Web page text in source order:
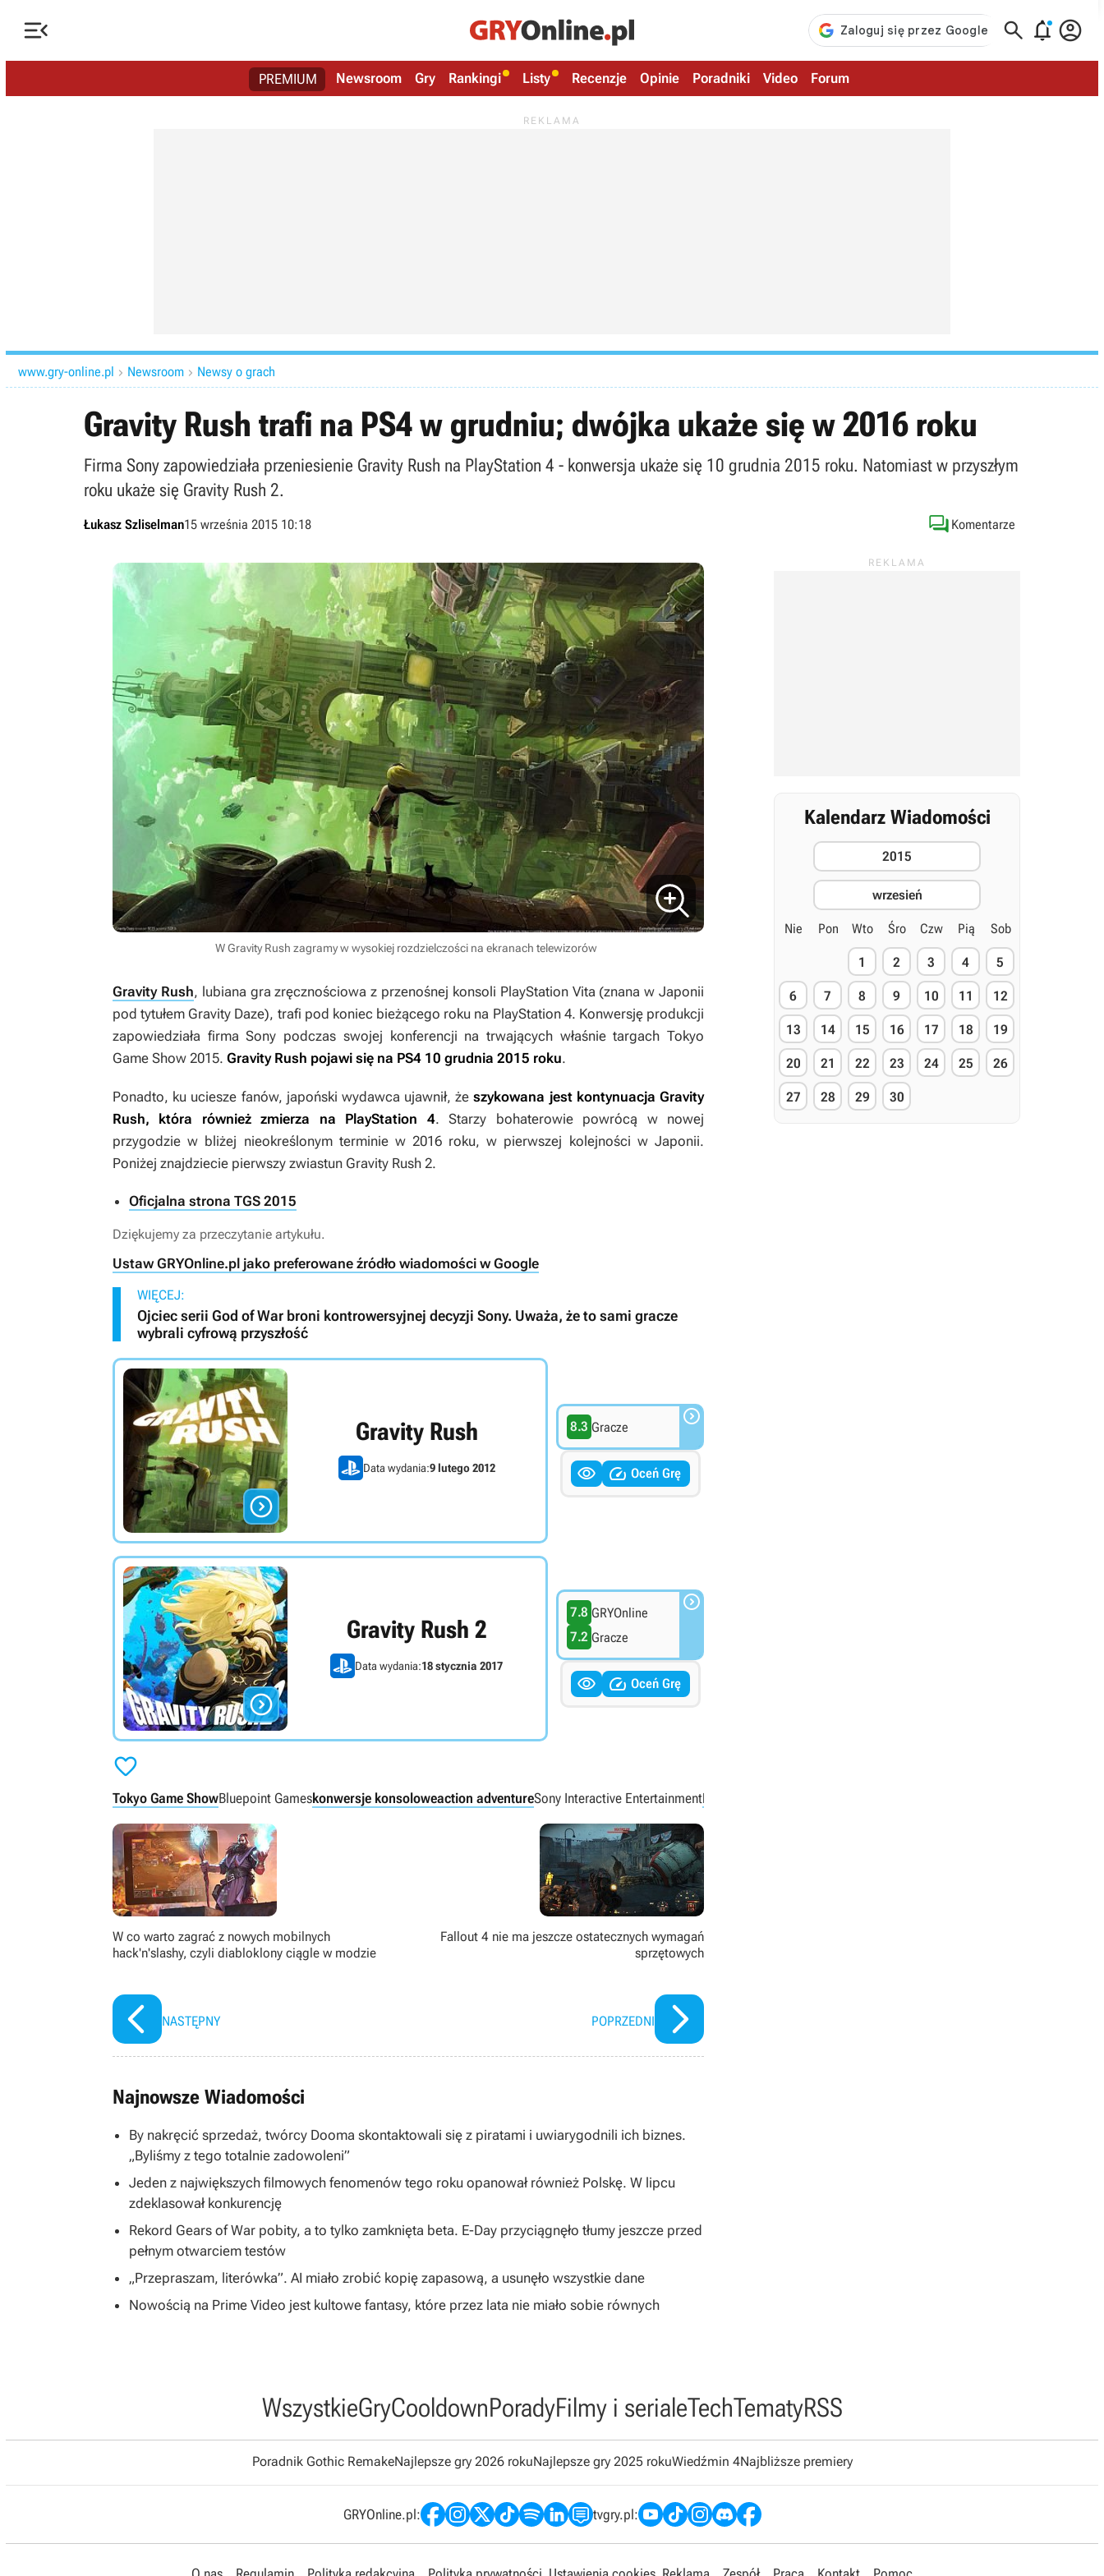
   
PREMIUM Newsroom Gry Rankingi Listy Recenzje Opinie Poradniki Video Forum
www.gry-online.pl  Newsroom  Newsy o grach
Gravity Rush trafi na PS4 w grudniu; dwójka ukaże się w 2016 roku
Firma Sony zapowiedziała przeniesienie Gravity Rush na PlayStation 4 - konwersja ukaże się 10 grudnia 2015 roku. Natomiast w przyszłym
roku ukaże się Gravity Rush 2.
Łukasz Szliselman15 września 2015 10:18  Komentarze
W Gravity Rush zagramy w wysokiej rozdzielczości na ekranach telewizorów
Gravity Rush, lubiana gra zręcznościowa z przenośnej konsoli PlayStation Vita (znana w Japonii
pod tytułem Gravity Daze), trafi pod koniec bieżącego roku na PlayStation 4. Konwersję produkcji
zapowiedziała firma Sony podczas swojej konferencji na trwających właśnie targach Tokyo
Game Show 2015. Gravity Rush pojawi się na PS4 10 grudnia 2015 roku.
Ponadto, ku uciesze fanów, japoński wydawca ujawnił, żeszykowana jest kontynuacjaGravity
Rush, która również zmierza na PlayStation 4. Starzy bohaterowie powrócą w nowej
przygodzie w bliżej nieokreślonym terminie w 2016 roku, w pierwszej kolejności w Japonii.
Poniżej znajdziecie pierwszy zwiastun Gravity Rush 2.
Oficjalna strona TGS 2015
Dziękujemy za przeczytanie artykułu.
Ustaw GRYOnline.pl jako preferowane źródło wiadomości w Google
WIĘCEJ:
Ojciec serii God of War broni kontrowersyjnej decyzji Sony. Uważa, że to sami gracze
wybrali cyfrową przyszłość

Gravity Rush
Data wydania:9 lutego 2012
8.3 Gracze 
  Oceń Grę

Gravity Rush 2
Data wydania:18 stycznia 2017
7.8 GRYOnline
7.2 Gracze

  Oceń Grę

Tokyo Game ShowBluepoint Gameskonwersje konsoloweaction adventureSony Interactive EntertainmentPSV
W co warto zagrać z nowych mobilnych
hack'n'slashy, czyli diabloklony ciągle w modzie
NASTĘPNY
Fallout 4 nie ma jeszcze ostatecznych wymagań
sprzętowych
POPRZEDNI
Najnowsze Wiadomości
By nakręcić sprzedaż, twórcy Dooma skontaktowali się z piratami i uwiarygodnili ich biznes.
„Byliśmy z tego totalnie zadowoleni”
Jeden z największych filmowych fenomenów tego roku opanował również Polskę. W lipcu
zdeklasował konkurencję
Rekord Gears of War pobity, a to tylko zamknięta beta. E-Day przyciągnęło tłumy jeszcze przed
pełnym otwarciem testów
„Przepraszam, literówka”. AI miało zrobić kopię zapasową, a usunęło wszystkie dane
Nowością na Prime Video jest kultowe fantasy, które przez lata nie miało sobie równych
Kalendarz Wiadomości
2015
wrzesień
Nie Pon Wto Śro Czw Pią Sob
1 2 3 4 5
6 7 8 9 10 11 12
13 14 15 16 17 18 19
20 21 22 23 24 25 26
27 28 29 30
WszystkieGryCooldownPoradyFilmy i serialeTechTematyRSS
Poradnik Gothic RemakeNajlepsze gry 2026 rokuNajlepsze gry 2025 rokuWiedźmin 4Najbliższe premiery
GRYOnline.pl: tvgry.pl: